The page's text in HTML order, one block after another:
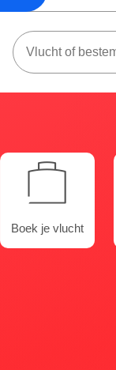
Boek je vlucht